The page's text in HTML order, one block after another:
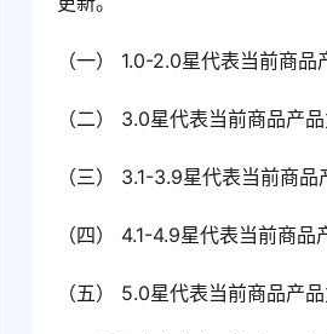
（一） 1.0-2.0星代表当前商品
（二） 3.0星代表当前商品产品
（三） 3.1-3.9星代表当前商品
（四） 4.1-4.9星代表当前商品
（五） 5.0星代表当前商品产品